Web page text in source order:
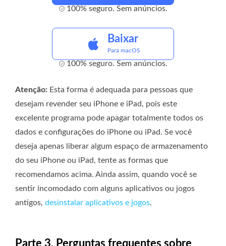
100% seguro. Sem anúncios.
Baixar
Para macOS
100% seguro. Sem anúncios.
Atenção: Esta forma é adequada para pessoas que
desejam revender seu iPhone e iPad, pois este
excelente programa pode apagar totalmente todos os
dados e configurações do iPhone ou iPad. Se você
deseja apenas liberar algum espaço de armazenamento
do seu iPhone ou iPad, tente as formas que
recomendamos acima. Ainda assim, quando você se
sentir incomodado com alguns aplicativos ou jogos
antigos, desinstalar aplicativos e jogos.
Parte 3. Perguntas frequentes sobre